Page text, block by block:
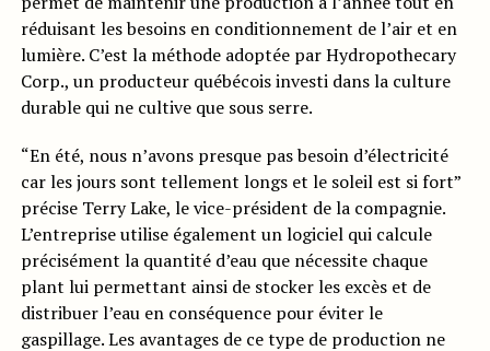
réduisant les besoins en conditionnement de l’air et en
lumière. C’est la méthode adoptée par Hydropothecary
Corp., un producteur québécois investi dans la culture
durable qui ne cultive que sous serre.
“En été, nous n’avons presque pas besoin d’électricité
car les jours sont tellement longs et le soleil est si fort”
précise Terry Lake, le vice-président de la compagnie.
L’entreprise utilise également un logiciel qui calcule
précisément la quantité d’eau que nécessite chaque
plant lui permettant ainsi de stocker les excès et de
distribuer l’eau en conséquence pour éviter le
gaspillage. Les avantages de ce type de production ne